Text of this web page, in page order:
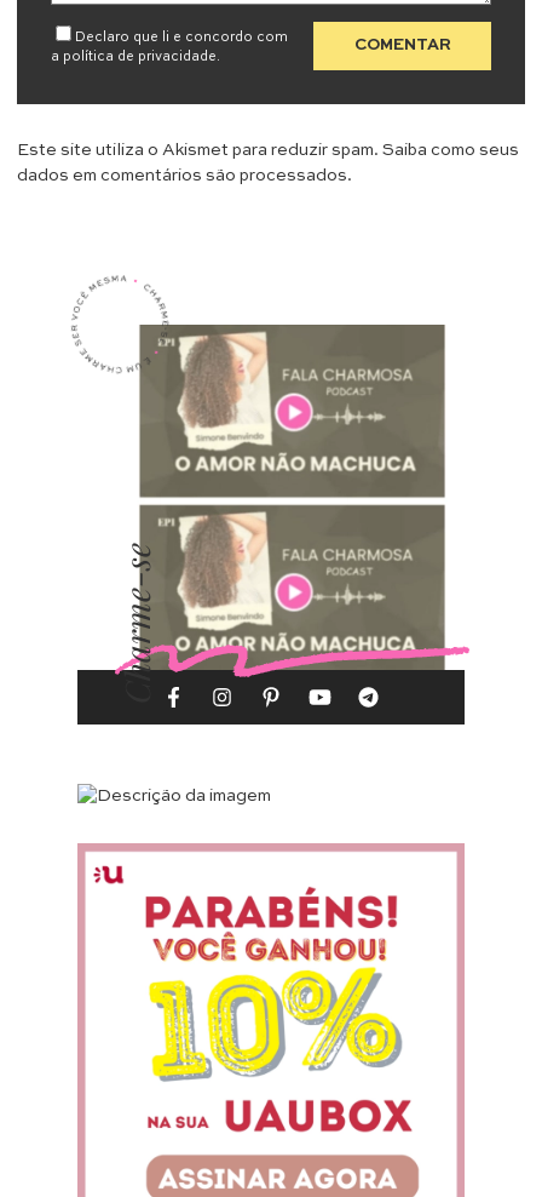
Declaro que li e concordo com
a política de privacidade.
Este site utiliza o Akismet para reduzir spam. Saiba como seus
dados em comentários são processados.
Charme-se